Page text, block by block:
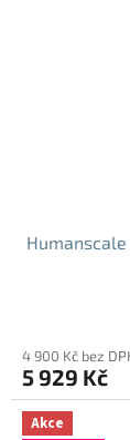
4 900 Kč bez
5 929 Kč
Akce